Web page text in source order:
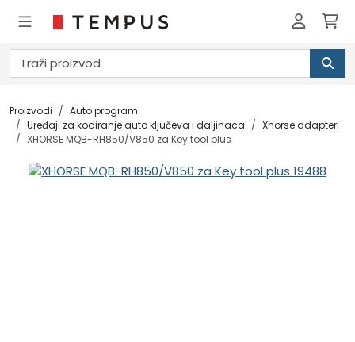
Proizvodi
Auto program
Uređaji za kodiranje auto ključeva i daljinaca
Xhorse adapteri
XHORSE MQB-RH850/V850 za Key tool plus